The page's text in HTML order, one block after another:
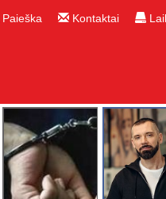
Paieška Kontaktai